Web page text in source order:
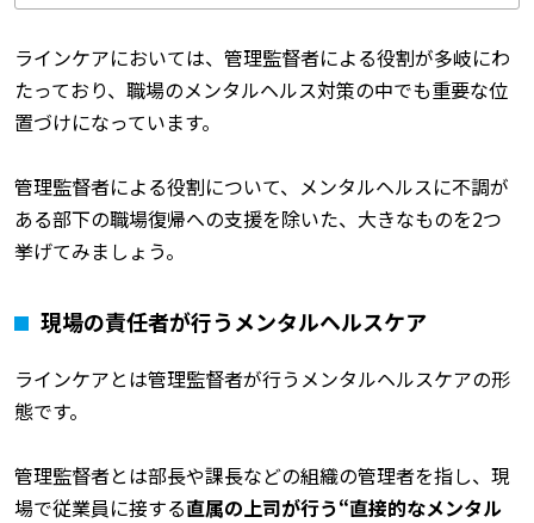
ラインケアにおいては、管理監督者による役割が多岐にわ
たっており、職場のメンタルヘルス対策の中でも重要な位
置づけになっています。
管理監督者による役割について、メンタルヘルスに不調が
ある部下の職場復帰への支援を除いた、大きなものを2つ
挙げてみましょう。
現場の責任者が行うメンタルヘルスケア
ラインケアとは管理監督者が行うメンタルヘルスケアの形
態です。
管理監督者とは部長や課長などの組織の管理者を指し、現
場で従業員に接する直属の上司が行う“直接的なメンタル